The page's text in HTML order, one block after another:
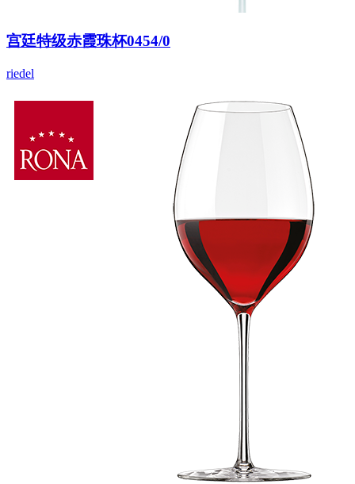
宫廷特级赤霞珠杯0454/0
riedel